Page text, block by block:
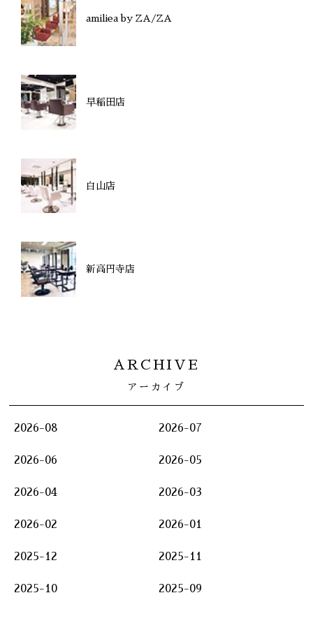
amiliea by ZA/ZA
早稲田店
白山店
新高円寺店
ARCHIVE
アーカイブ
2026-08 2026-07
2026-06 2026-05
2026-04 2026-03
2026-02 2026-01
2025-12 2025-11
2025-10 2025-09